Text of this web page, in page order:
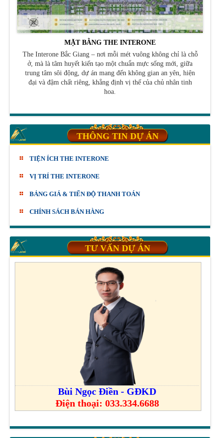
MẶT BẰNG THE INTERONE
The Interone Bắc Giang – nơi mỗi mét vuông không chỉ là chỗ
ở, mà là tâm huyết kiến tạo một chuẩn mực sống mới, giữa
trung tâm sôi động, dự án mang đến không gian an yên, hiện
đại và đậm chất riêng, khẳng định vị thế của chủ nhân tinh
hoa.
THÔNG TIN DỰ ÁN
TIỆN ÍCH THE INTERONE
VỊ TRÍ THE INTERONE
BẢNG GIÁ & TIẾN ĐỘ THANH TOÁN
CHÍNH SÁCH BÁN HÀNG
TƯ VẤN DỰ ÁN
Bùi Ngọc Điền - GĐKD
Điện thoại: 033.334.6688